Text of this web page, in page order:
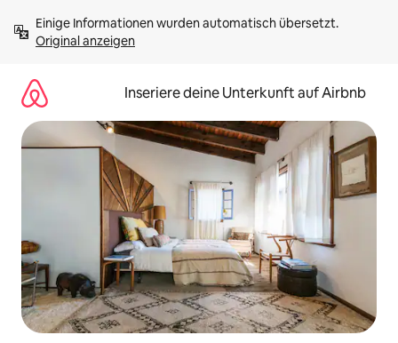
Inhalten
springenOriginal anzeigen
Inseriere deine Unterkunft auf Airbnb